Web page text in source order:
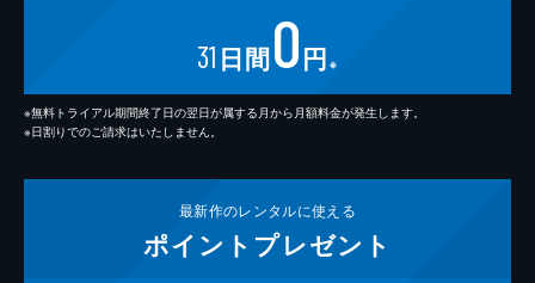
31 日間0円 ※
※無料トライアル期間終了日の翌日が属する月から月額料金が発生します。
※日割りでのご請求はいたしません。
最新作のレンタルに使える
ポイント プレゼント